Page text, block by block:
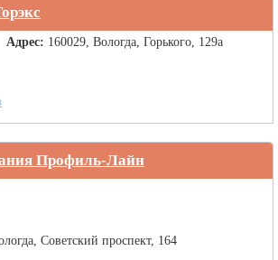
Адрес: 160029, Вологда, Горького, 129а
Профиль-Лайн
Советский проспект, 164